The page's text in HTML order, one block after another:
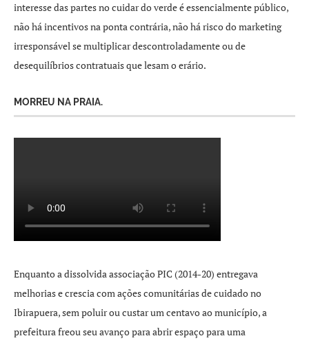
interesse das partes no cuidar do verde é essencialmente público,
não há incentivos na ponta contrária, não há risco do marketing
irresponsável se multiplicar descontroladamente ou de
desequilíbrios contratuais que lesam o erário.
MORREU NA PRAIA.
Enquanto a dissolvida associação PIC (2014-20) entregava
melhorias e crescia com ações comunitárias de cuidado no
Ibirapuera, sem poluir ou custar um centavo ao município, a
prefeitura freou seu avanço para abrir espaço para uma